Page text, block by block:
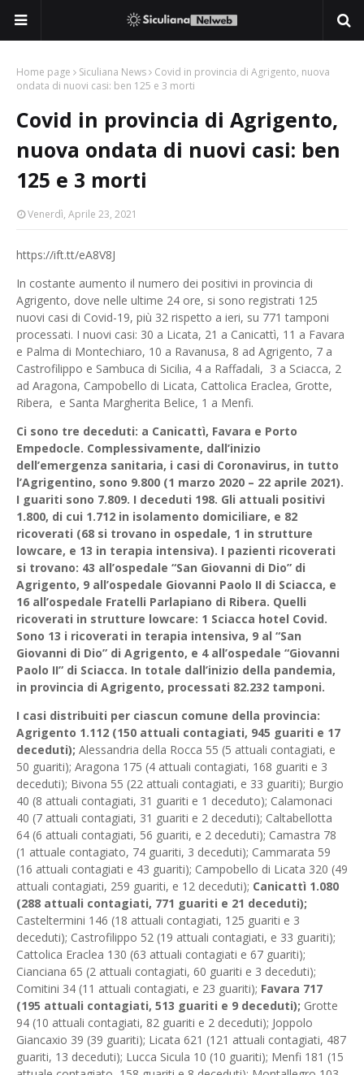
Home page Siculiana News
Covid in provincia di Agrigento, nuova
ondata di nuovi casi: ben 125 e 3 morti
Covid in provincia di Agrigento,
nuova ondata di nuovi casi: ben
125 e 3 morti
Venerdì, Aprile 23, 2021
https://ift.tt/eA8V8J
In costante aumento il numero dei positivi in provincia di
Agrigento, dove nelle ultime 24 ore, si sono registrati 125
nuovi casi di Covid-19, più 32 rispetto a ieri, su 771 tamponi
processati. I nuovi casi: 30 a Licata, 21 a Canicattì, 11 a Favara
e Palma di Montechiaro, 10 a Ravanusa, 8 ad Agrigento, 7 a
Castrofilippo e Sambuca di Sicilia, 4 a Raffadali, 3 a Sciacca, 2
ad Aragona, Campobello di Licata, Cattolica Eraclea, Grotte,
Ribera, e Santa Margherita Belice, 1 a Menfi.
Ci sono tre deceduti: a Canicattì, Favara e Porto
Empedocle. Complessivamente, dall’inizio
dell’emergenza sanitaria, i casi di Coronavirus, in tutto
l’Agrigentino, sono 9.800 (1 marzo 2020 – 22 aprile 2021).
I guariti sono 7.809. I deceduti 198. Gli attuali positivi
1.800, di cui 1.712 in isolamento domiciliare, e 82
ricoverati (68 si trovano in ospedale, 1 in strutture
lowcare, e 13 in terapia intensiva). I pazienti ricoverati
si trovano: 43 all’ospedale “San Giovanni di Dio” di
Agrigento, 9 all’ospedale Giovanni Paolo II di Sciacca, e
16 all’ospedale Fratelli Parlapiano di Ribera. Quelli
ricoverati in strutture lowcare: 1 Sciacca hotel Covid.
Sono 13 i ricoverati in terapia intensiva, 9 al “San
Giovanni di Dio” di Agrigento, e 4 all’ospedale “Giovanni
Paolo II” di Sciacca. In totale dall’inizio della pandemia,
in provincia di Agrigento, processati 82.232 tamponi.
I casi distribuiti per ciascun comune della provincia:
Agrigento 1.112 (150 attuali contagiati, 945 guariti e 17
deceduti); Alessandria della Rocca 55 (5 attuali contagiati, e
50 guariti); Aragona 175 (4 attuali contagiati, 168 guariti e 3
deceduti); Bivona 55 (22 attuali contagiati, e 33 guariti); Burgio
40 (8 attuali contagiati, 31 guariti e 1 deceduto); Calamonaci
40 (7 attuali contagiati, 31 guariti e 2 deceduti); Caltabellotta
64 (6 attuali contagiati, 56 guariti, e 2 deceduti); Camastra 78
(1 attuale contagiato, 74 guariti, 3 deceduti); Cammarata 59
(16 attuali contagiati e 43 guariti); Campobello di Licata 320 (49
attuali contagiati, 259 guariti, e 12 deceduti); Canicattì 1.080
(288 attuali contagiati, 771 guariti e 21 deceduti);
Casteltermini 146 (18 attuali contagiati, 125 guariti e 3
deceduti); Castrofilippo 52 (19 attuali contagiati, e 33 guariti);
Cattolica Eraclea 130 (63 attuali contagiati e 67 guariti);
Cianciana 65 (2 attuali contagiati, 60 guariti e 3 deceduti);
Comitini 34 (11 attuali contagiati, e 23 guariti); Favara 717
(195 attuali contagiati, 513 guariti e 9 deceduti); Grotte
94 (10 attuali contagiati, 82 guariti e 2 deceduti); Joppolo
Giancaxio 39 (39 guariti); Licata 621 (121 attuali contagiati, 487
guariti, 13 deceduti); Lucca Sicula 10 (10 guariti); Menfi 181 (15